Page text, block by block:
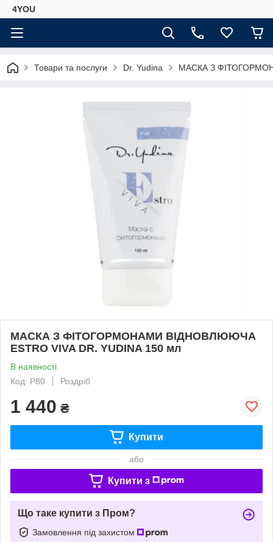
4YOU
Товари та послуги Dr. Yudina МАСКА З
МАСКА З ФІТОГОРМОНАМИ ВІДНОВЛЮЮЧА
ESTRO VIVA DR. YUDINA 150 мл
В наявності
Код: Р80
Роздріб
1 440 ₴
Купити
або
Купити з
Що таке купити з Пром?
Замовлення під захистом